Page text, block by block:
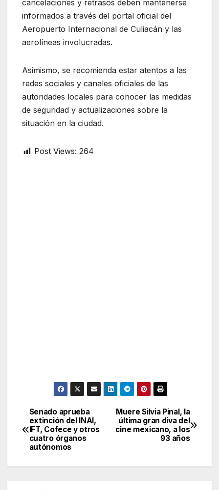
cancelaciones y retrasos deben mantenerse
informados a través del portal oficial del
Aeropuerto Internacional de Culiacán y las
aerolíneas involucradas.
Asimismo, se recomienda estar atentos a las
redes sociales y canales oficiales de las
autoridades locales para conocer las medidas
de seguridad y actualizaciones sobre la
situación en la ciudad.
Post Views: 264
Post
navigation
Muere Silvia Pinal, la
última gran diva del
cine mexicano, a los
93 años
Senado aprueba
extinción del INAI,
IFT, Cofece y otros
cuatro órganos
autónomos